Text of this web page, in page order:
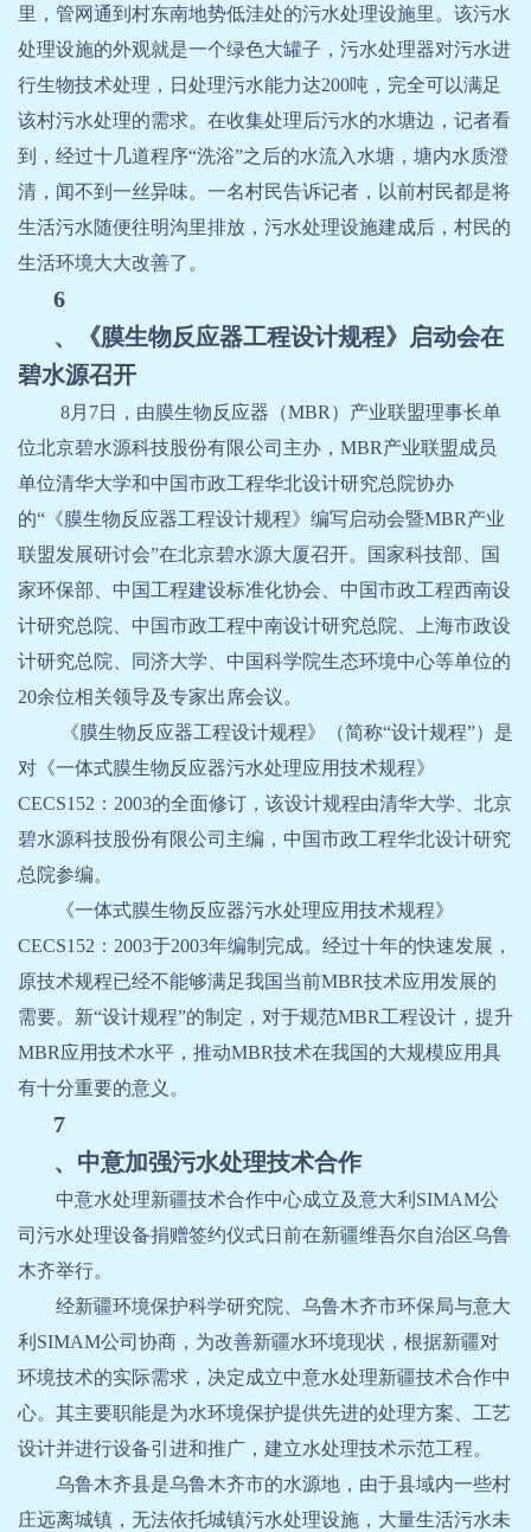
里，管网通到村东南地势低洼处的污水处理设施里。该污水
处理设施的外观就是一个绿色大罐子，污水处理器对污水进
行生物技术处理，日处理污水能力达200吨，完全可以满足
该村污水处理的需求。在收集处理后污水的水塘边，记者看
到，经过十几道程序“洗浴”之后的水流入水塘，塘内水质澄
清，闻不到一丝异味。一名村民告诉记者，以前村民都是将
生活污水随便往明沟里排放，污水处理设施建成后，村民的
生活环境大大改善了。
6
、《膜生物反应器工程设计规程》启动会在
碧水源召开
8月 7日，由膜生物反应器（MBR ）产业联盟理事长单
位北京碧水源科技股份有限公司主办， MBR产业联盟成员
单位清华大学和中国市政工程华北设计研究总院协办
的“《膜生物反应器工程设计规程》编写启动会暨MBR产业
联盟发展研讨会”在北京碧水源大厦召开。国家科技部、国
家环保部、中国工程建设标准化协会、中国市政工程西南设
计研究总院、中国市政工程中南设计研究总院、上海市政设
计研究总院、同济大学、中国科学院生态环境中心等单位的
20余位相关领导及专家出席会议。
《膜生物反应器工程设计规程》（简称“设计规程”）是
对《一体式膜生物反应器污水处理应用技术规程》
CECS152 ： 2003的全面修订，该设计规程由清华大学、北京
碧水源科技股份有限公司主编，中国市政工程华北设计研究
总院参编。
《一体式膜生物反应器污水处理应用技术规程》
CECS152 ： 2003于2003年编制完成。经过十年的快速发展，
原技术规程已经不能够满足我国当前MBR技术应用发展的
需要。新“设计规程”的制定，对于规范MBR工程设计，提升
MBR应用技术水平，推动MBR技术在我国的大规模应用具
有十分重要的意义。
7
、中意加强污水处理技术合作
中意水处理新疆技术合作中心成立及意大利 SIMAM公
司污水处理设备捐赠签约仪式日前在新疆维吾尔自治区乌鲁
木齐举行。
经新疆环境保护科学研究院、乌鲁木齐市环保局与意大
利 SIMAM公司协商，为改善新疆水环境现状，根据新疆对
环境技术的实际需求，决定成立中意水处理新疆技术合作中
心。其主要职能是为水环境保护提供先进的处理方案、工艺
设计并进行设备引进和推广，建立水处理技术示范工程。
乌鲁木齐县是乌鲁木齐市的水源地，由于县域内一些村
庄远离城镇，无法依托城镇污水处理设施，大量生活污水未